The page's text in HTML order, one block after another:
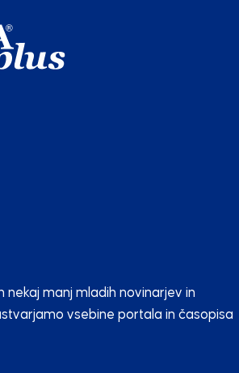
nekaj manj mladih novinarjev in
vsebine portala in časopisa